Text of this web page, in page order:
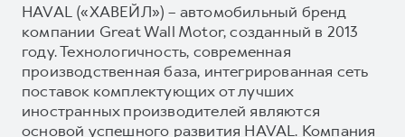
HAVAL («ХАВЕЙЛ») – автомобильный бренд
компании Great Wall Motor, созданный в 2013
году. Технологичность, современная
производственная база, интегрированная сеть
поставок комплектующих от лучших
иностранных производителей являются
основой успешного развития HAVAL. Компания